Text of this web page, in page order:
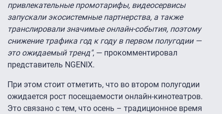
привлекательные промотарифы, видеосервисы
запускали экосистемные партнерства, а также
транслировали значимые онлайн-события, поэтому
снижение трафика год к году в первом полугодии —
это ожидаемый тренд", — прокомментировал
представитель NGENIX.
При этом стоит отметить, что во втором полугодии
ожидается рост посещаемости онлайн-кинотеатров.
Это связано с тем, что осень – традиционное время